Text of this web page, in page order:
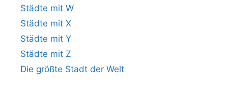
Städte mit W
Städte mit X
Städte mit Y
Städte mit Z
Die größte Stadt der Welt